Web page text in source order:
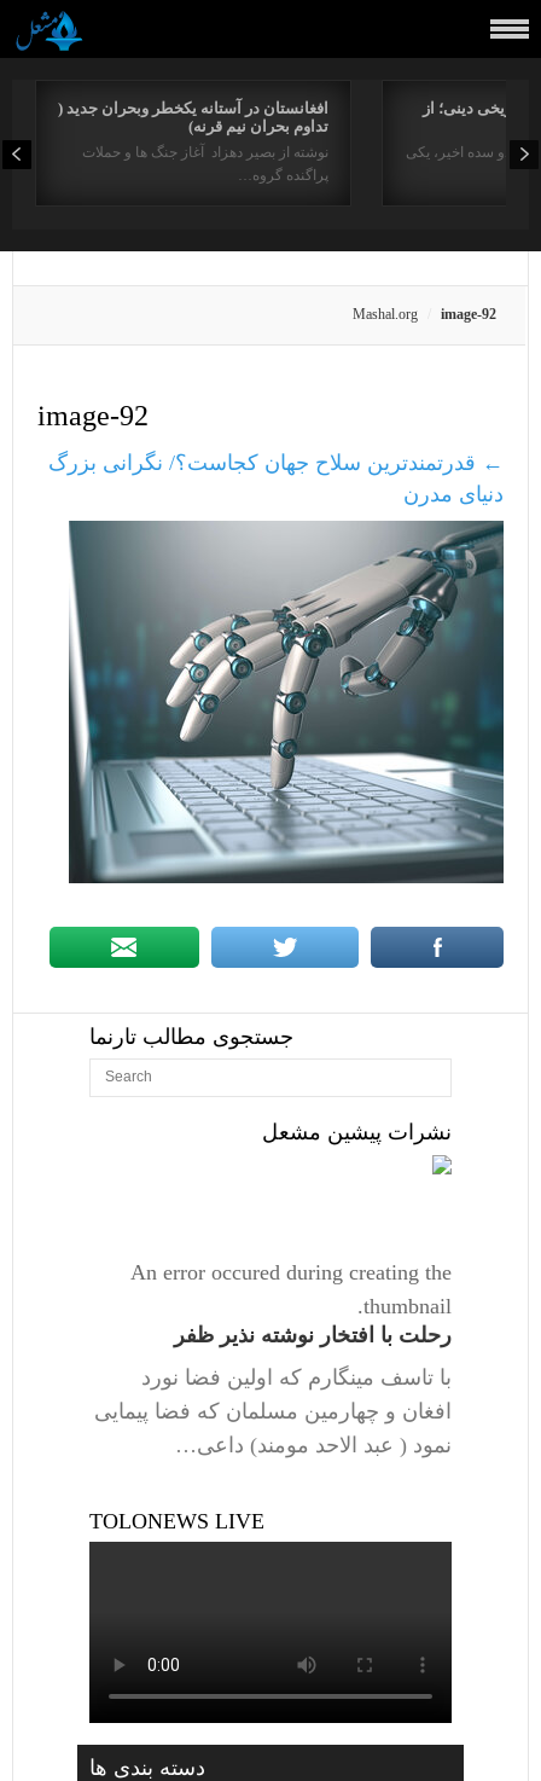
افغانستان در آستانه یکخطر وبحران جدید (
تداوم بحران نیم قرنه)
نوشته از بصیر دهزاد آغاز جنگ ها و حملات
پراگنده گروه…
دینی؛ از
در دو سده اخیر، یکی
Mashal.org image-92
image-92
← قدرتمندترین سلاح جهان کجاست؟/ نگرانی بزرگ
دنیای مدرن
جستجوی مطالب تارنما
نشرات پیشین مشعل
An error occured during creating the
thumbnail.
رحلت با افتخار نوشته نذیر ظفر
با تاسف مینگارم که اولین فضا نورد
افغان و چهارمین مسلمان که فضا پیمایی
نمود ( عبد الاحد مومند) داعی…
TOLONEWS LIVE
دسته بندی ها